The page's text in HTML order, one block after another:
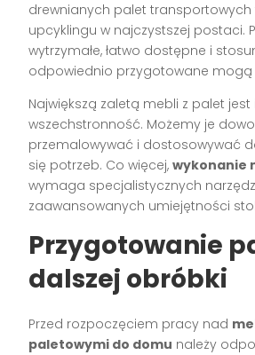
drewnianych palet transportowych
upcyklingu w najczystszej postaci.
wytrzymałe, łatwo dostępne i
odpowiednio przygotowane mogą
Największą zaletą mebli z palet jest
wszechstronność. Możemy je
przemalowywać i dostosowywać
się potrzeb. Co więcej,wykonanie
wymaga specjalistycznych
zaawansowanych umiejętności
Przygotowanie
dalszej obróbki
Przed rozpoczęciem pracy nad
paletowymi do domu należy